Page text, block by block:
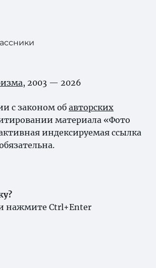
, 2003 — 2026
с законом об авторских
материала «Фото
индексируемая ссылка
нажмите Ctrl+Enter